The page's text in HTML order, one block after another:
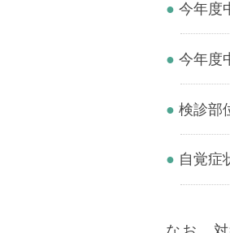
今年度
今年度
検診部
自覚症